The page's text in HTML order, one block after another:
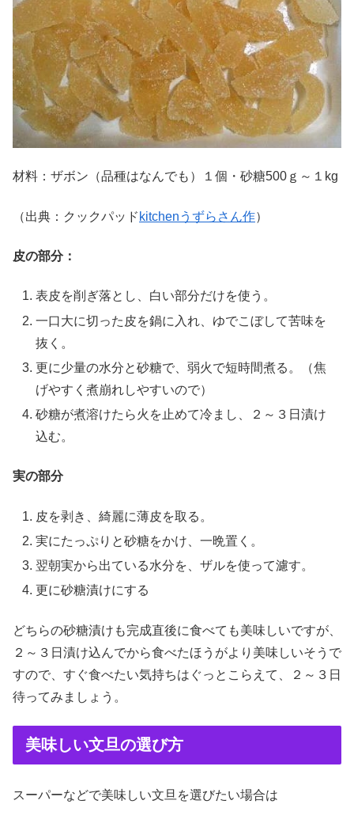
材料：ザボン（品種はなんでも）１個・砂糖500ｇ～１kg
（出典：クックパッド kitchenうずらさん作）
皮の部分：
表皮を削ぎ落とし、白い部分だけを使う。
一口大に切った皮を鍋に入れ、ゆでこぼして苦味を
抜く。
更に少量の水分と砂糖で、弱火で短時間煮る。（焦
げやすく煮崩れしやすいので）
砂糖が煮溶けたら火を止めて冷まし、２～３日漬け
込む。
実の部分
皮を剥き、綺麗に薄皮を取る。
実にたっぷりと砂糖をかけ、一晩置く。
翌朝実から出ている水分を、ザルを使って濾す。
更に砂糖漬けにする
どちらの砂糖漬けも完成直後に食べても美味しいですが、
２～３日漬け込んでから食べたほうがより美味しいそうで
すので、すぐ食べたい気持ちはぐっとこらえて、２～３日
待ってみましょう。
美味しい文旦の選び方
スーパーなどで美味しい文旦を選びたい場合は